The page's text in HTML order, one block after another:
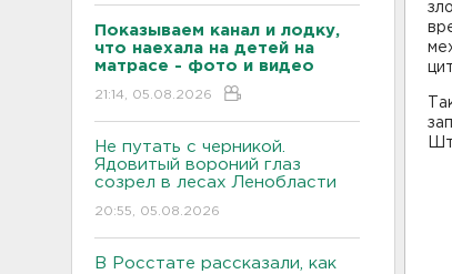
Показываем канал и лодку,
что наехала на детей на
матрасе - фото и видео
21:14, 05.08.2026
Не путать с черникой.
Ядовитый вороний глаз
созрел в лесах Ленобласти
20:55, 05.08.2026
В Росстате рассказали, как